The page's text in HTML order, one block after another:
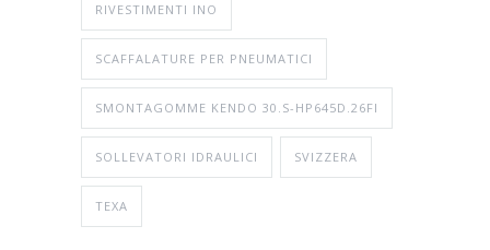
RIVESTIMENTI INO
SCAFFALATURE PER PNEUMATICI
SMONTAGOMME KENDO 30.S-HP645D.26FI
SOLLEVATORI IDRAULICI SVIZZERA
TEXA